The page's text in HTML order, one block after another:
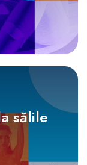
sălile